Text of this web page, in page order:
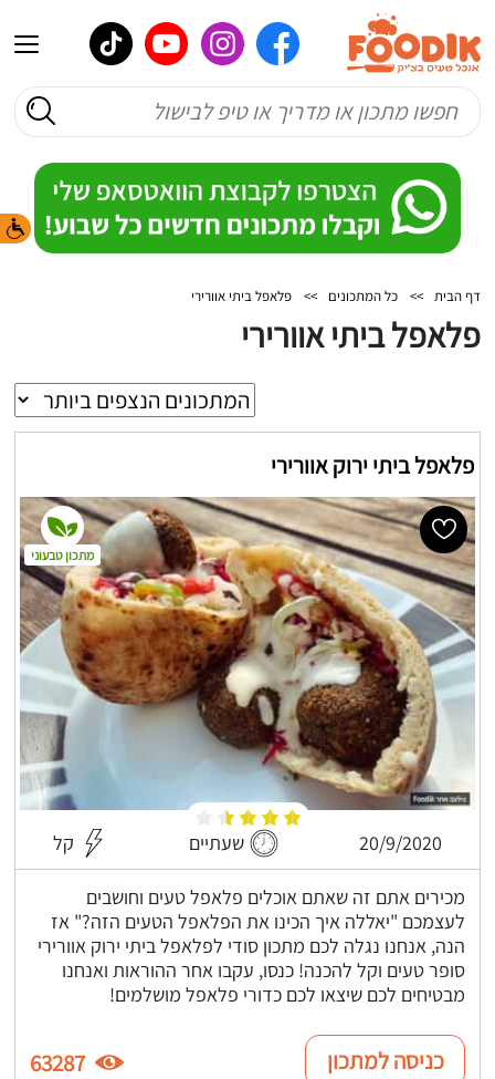
דף הבית >> כל המתכונים >> פלאפל ביתי אוורירי
פלאפל ביתי אוורירי
פלאפל ביתי ירוק אוורירי
20/9/2020 שעתיים קל
מכירים אתם זה שאתם אוכלים פלאפל טעים וחושבים
לעצמכם "יאללה איך הכינו את הפלאפל הטעים הזה?" אז
הנה, אנחנו נגלה לכם מתכון סודי לפלאפל ביתי ירוק אוורירי
סופר טעים וקל להכנה! כנסו, עקבו אחר ההוראות ואנחנו
מבטיחים לכם שיצאו לכם כדורי פלאפל מושלמים!
מתכון טבעוני
כניסה למתכון 63287